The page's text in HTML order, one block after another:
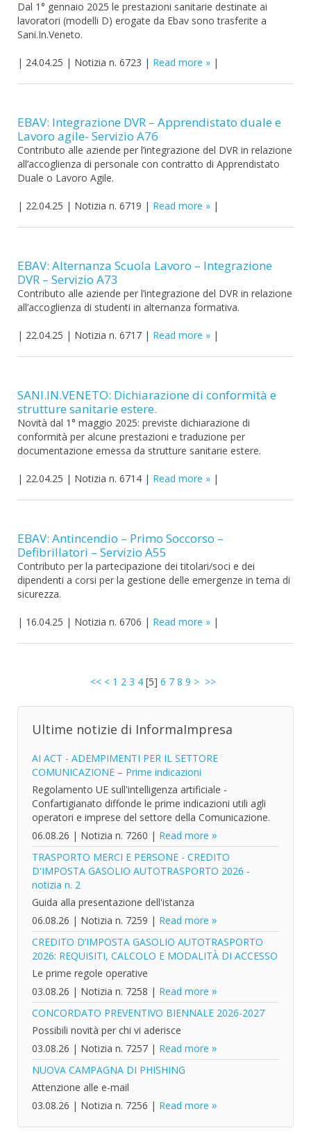
Dal 1° gennaio 2025 le prestazioni sanitarie destinate ai
lavoratori (modelli D) erogate da Ebav sono trasferite a
Sani.In.Veneto.
| 24.04.25 | Notizia n. 6723 | Read more |
EBAV: Integrazione DVR – Apprendistato duale e
Lavoro agile- Servizio A76
Contributo alle aziende per l’integrazione del DVR in relazione
all’accoglienza di personale con contratto di Apprendistato
Duale o Lavoro Agile.
| 22.04.25 | Notizia n. 6719 | Read more |
EBAV: Alternanza Scuola Lavoro – Integrazione
DVR – Servizio A73
Contributo alle aziende per l’integrazione del DVR in relazione
all’accoglienza di studenti in alternanza formativa.
| 22.04.25 | Notizia n. 6717 | Read more |
SANI.IN.VENETO: Dichiarazione di conformità e
strutture sanitarie estere.
Novità dal 1° maggio 2025: previste dichiarazione di
conformità per alcune prestazioni e traduzione per
documentazione emessa da strutture sanitarie estere.
| 22.04.25 | Notizia n. 6714 | Read more |
EBAV: Antincendio – Primo Soccorso –
Defibrillatori – Servizio A55
Contributo per la partecipazione dei titolari/soci e dei
dipendenti a corsi per la gestione delle emergenze in tema di
sicurezza.
| 16.04.25 | Notizia n. 6706 | Read more |
<< < 1 2 3 4[5] 6 7 8 9 > >>
Ultime notizie di InformaImpresa
AI ACT - ADEMPIMENTI PER IL SETTORE
COMUNICAZIONE – Prime indicazioni
Regolamento UE sull'intelligenza artificiale -
Confartigianato diffonde le prime indicazioni utili agli
operatori e imprese del settore della Comunicazione.
06.08.26 | Notizia n. 7260 | Read more
TRASPORTO MERCI E PERSONE - CREDITO
D'IMPOSTA GASOLIO AUTOTRASPORTO 2026 -
notizia n. 2
Guida alla presentazione dell'istanza
06.08.26 | Notizia n. 7259 | Read more
CREDITO D’IMPOSTA GASOLIO AUTOTRASPORTO
2026: REQUISITI, CALCOLO E MODALITÀ DI ACCESSO
Le prime regole operative
03.08.26 | Notizia n. 7258 | Read more
CONCORDATO PREVENTIVO BIENNALE 2026-2027
Possibili novità per chi vi aderisce
03.08.26 | Notizia n. 7257 | Read more
NUOVA CAMPAGNA DI PHISHING
Attenzione alle e-mail
03.08.26 | Notizia n. 7256 | Read more